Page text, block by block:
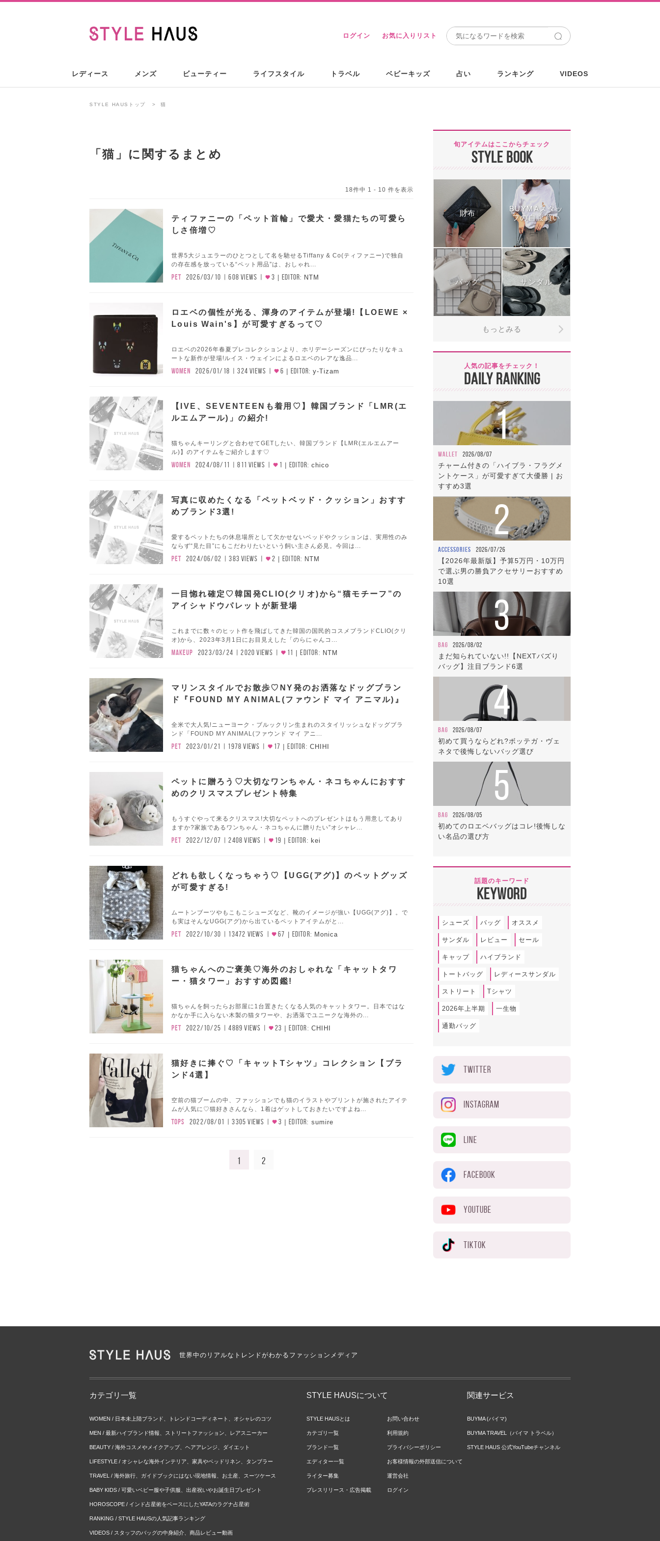
ログイン お気に入りリスト
レディース メンズ ビューティー ライフスタイル トラベル ベビーキッズ 占い ランキング VIDEOS
STYLE HAUSトップ 猫
「猫 」に関するまとめ
18件中 1 - 10 件を表示
ティファニーの「ペット首輪」で愛犬・愛猫たちの可愛ら
しさ倍増♡
世界5大ジュエラーのひとつとして名を馳せるTiffany & Co(ティファニー)で独自
の存在感を放っている“ペット用品”は、おしゃれ...
PET 2026/03/10 608 VIEWS 3 EDITOR: NTM
ロエベの個性が光る、渾身のアイテムが登場!【LOEWE ×
Louis Wain's】が可愛すぎるって♡
ロエベの2026年春夏プレコレクションより、ホリデーシーズンにぴったりなキュ
ートな新作が登場!ルイス・ウェインによるロエベのレアな逸品...
WOMEN 2026/01/18 324 VIEWS 6 EDITOR: y-Tizam
【IVE、SEVENTEENも着用♡】韓国ブランド「LMR(エ
ルエムアール)」の紹介!
猫ちゃんキーリングと合わせてGETしたい、韓国ブランド【LMR(エルエムアー
ル)】のアイテムをご紹介します♡
WOMEN 2024/08/11 811 VIEWS 1 EDITOR: chico
写真に収めたくなる「ペットベッド・クッション」おすす
めブランド3選!
愛するペットたちの休息場所として欠かせないベッドやクッションは、実用性のみ
ならず“見た目”にもこだわりたいという飼い主さん必見。今回は...
PET 2024/06/02 383 VIEWS 2 EDITOR: NTM
一目惚れ確定♡韓国発CLIO(クリオ)から“猫モチーフ”の
アイシャドウパレットが新登場
これまでに数々のヒット作を飛ばしてきた韓国の国民的コスメブランドCLIO(クリ
オ)から、2023年3月1日にお目見えした「のらにゃんコ...
MAKEUP 2023/03/24 2020 VIEWS 11 EDITOR: NTM
マリンスタイルでお散歩♡NY発のお洒落なドッグブラン
ド『FOUND MY ANIMAL(ファウンド マイ アニマル)』
全米で大人気!ニューヨーク・ブルックリン生まれのスタイリッシュなドッグブラ
ンド「FOUND MY ANIMAL(ファウンド マイ アニ...
PET 2023/01/21 1978 VIEWS 17 EDITOR: CHIHI
ペットに贈ろう♡大切なワンちゃん・ネコちゃんにおすす
めのクリスマスプレゼント特集
もうすぐやって来るクリスマス!大切なペットへのプレゼントはもう用意してあり
ますか?家族であるワンちゃん・ネコちゃんに贈りたい”オシャレ...
PET 2022/12/07 2408 VIEWS 19 EDITOR: kei
どれも欲しくなっちゃう♡【UGG(アグ)】のペットグッズ
が可愛すぎる!
ムートンブーツやもこもこシューズなど、靴のイメージが強い【UGG(アグ)】。で
も実はそんなUGG(アグ)から出ているペットアイテムがと...
PET 2022/10/30 13472 VIEWS 67 EDITOR: Monica
猫ちゃんへのご褒美♡海外のおしゃれな「キャットタワ
ー・猫タワー」おすすめ図鑑!
猫ちゃんを飼ったらお部屋に1台置きたくなる人気のキャットタワー。日本ではな
かなか手に入らない木製の猫タワーや、お洒落でユニークな海外の...
PET 2022/10/25 4889 VIEWS 23 EDITOR: CHIHI
猫好きに捧ぐ♡「キャットTシャツ」コレクション【ブラ
ンド4選】
空前の猫ブームの中、ファッションでも猫のイラストやプリントが施されたアイテ
ムが人気に♡猫好きさんなら、1着はゲットしておきたいですよね...
TOPS 2022/08/01 3305 VIEWS 3 EDITOR: sumire
1 2
旬アイテムはここからチェック
STYLE BOOK
財布
BUYMAスタッ
フの自腹買い
バッグ サンダル
もっとみる
人気の記事をチェック！
DAILY RANKING
1
WALLET 2026/08/07
チャーム付きの「ハイブラ・フラグメ
ントケース」が可愛すぎて大優勝 | お
すすめ3選
2
ACCESSORIES 2026/07/26
【2026年最新版】予算5万円・10万円
で選ぶ男の勝負アクセサリーおすすめ
10選
3
BAG 2026/08/02
まだ知られていない!!【NEXTバズり
バッグ】注目ブランド6選
4
BAG 2026/08/07
初めて買うならどれ?ボッテガ・ヴェ
ネタで後悔しないバッグ選び
5
BAG 2026/08/05
初めてのロエベバッグはコレ!後悔しな
い名品の選び方
話題のキーワード
KEYWORD
シューズ バッグ オススメ
サンダル レビュー セール
キャップ ハイブランド
トートバッグ レディースサンダル
ストリート Tシャツ
2026年上半期 一生物
通勤バッグ
TWITTER
INSTAGRAM
LINE
FACEBOOK
YOUTUBE
TIKTOK
世界中のリアルなトレンドがわかるファッションメディア
カテゴリ一覧
WOMEN / 日本未上陸ブランド、トレンドコーディネート、オシャレのコツ
MEN / 最新ハイブランド情報、ストリートファッション、レアスニーカー
BEAUTY / 海外コスメやメイクアップ、ヘアアレンジ、ダイエット
LIFESTYLE / オシャレな海外インテリア、家具やベッドリネン、タンブラー
TRAVEL / 海外旅行、ガイドブックにはない現地情報、お土産、スーツケース
BABY KIDS / 可愛いベビー服や子供服、出産祝いやお誕生日プレゼント
HOROSCOPE / インド占星術をベースにしたYATAのラグナ占星術
RANKING / STYLE HAUSの人気記事ランキング
VIDEOS / スタッフのバッグの中身紹介、商品レビュー動画
STYLE HAUSについて
STYLE HAUSとは
カテゴリ一覧
ブランド一覧
エディター一覧
ライター募集
プレスリリース・広告掲載
お問い合わせ
利用規約
プライバシーポリシー
お客様情報の外部送信について
運営会社
ログイン
関連サービス
BUYMA (バイマ)
BUYMA TRAVEL（バイマ トラベル）
STYLE HAUS 公式YouTubeチャンネル